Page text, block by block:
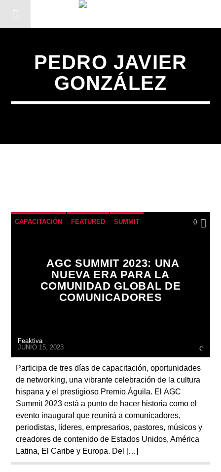
TÍTULO
PEDRO JAVIER
GONZÁLEZ
CAPACITACIÓN FEATURED SUMMIT 0
AGC SUMMIT 2023: UNA
NUEVA ERA PARA LA
COMUNIDAD GLOBAL DE
COMUNICADORES
Feaktiva
JUNIO 15, 2023
Participa de tres días de capacitación, oportunidades
de networking, una vibrante celebración de la cultura
hispana y el prestigioso Premio Águila. El AGC
Summit 2023 está a punto de hacer historia como el
evento inaugural que reunirá a comunicadores,
periodistas, líderes, empresarios, pastores, músicos y
creadores de contenido de Estados Unidos, América
Latina, El Caribe y Europa. Del […]